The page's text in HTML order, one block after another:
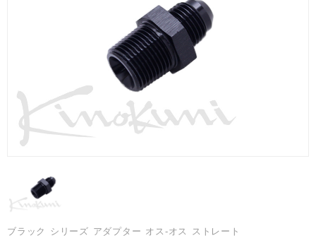
ブラック シリーズ アダプター オス-オス ストレート